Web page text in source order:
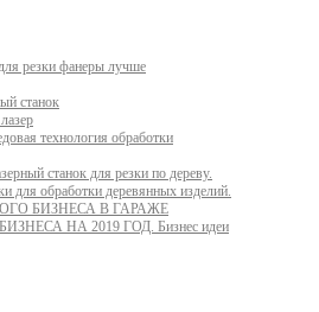
резки фанеры лучше
станок
технология обработки
станок для резки по дереву.
для обработки деревянных изделий.
БИЗНЕСА В ГАРАЖЕ
НА 2019 ГОД. Бизнес идеи